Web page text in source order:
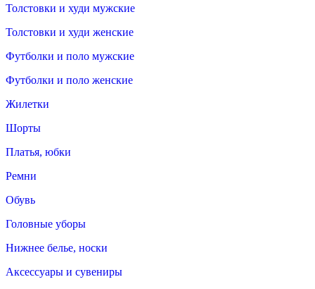
Толстовки и худи мужские
Толстовки и худи женские
Футболки и поло мужские
Футболки и поло женские
Жилетки
Шорты
Платья, юбки
Ремни
Обувь
Головные уборы
Нижнее белье, носки
Аксессуары и сувениры